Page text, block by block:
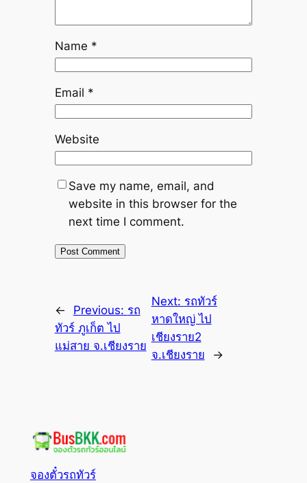
Name *
Email *
Website
Save my name, email, and
website in this browser for the
next time I comment.
← Previous: รถ
ทัวร์ ภูเก็ต ไป
แม่สาย จ.เชียงราย
Next: รถทัวร์
หาดใหญ่ ไป
เชียงราย2
จ.เชียงราย
→
จองตั๋วรถทัวร์